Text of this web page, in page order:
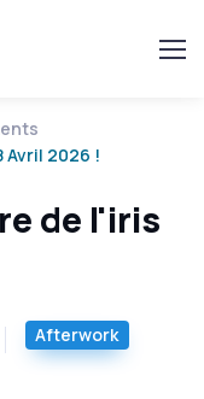
2026 !
de l'iris
Afterwork